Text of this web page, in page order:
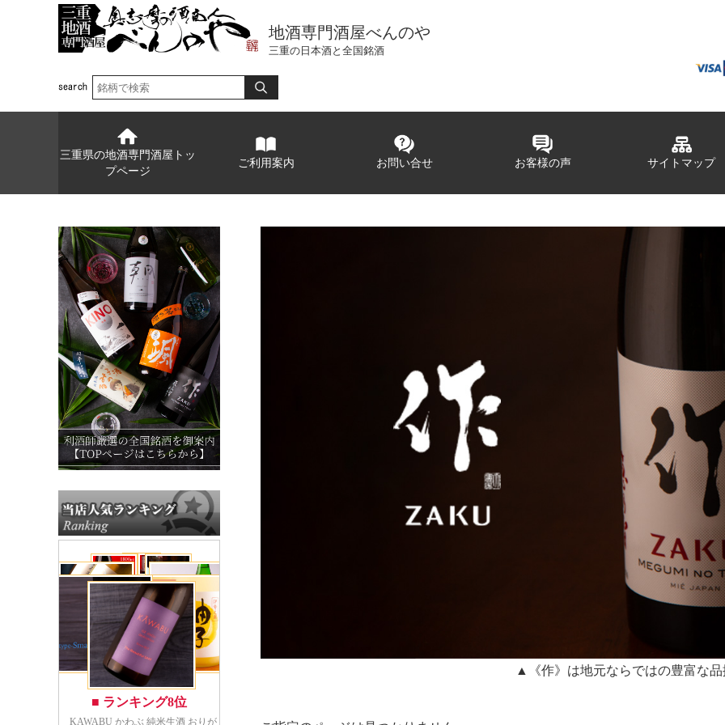
地酒専門酒屋べんのや
三重の日本酒と全国銘酒
三重県の地酒専門酒屋トッ
プページ
ご利用案内 お問い合せ お客様の声 サイトマップ
▲《作》は地元ならではの豊富な